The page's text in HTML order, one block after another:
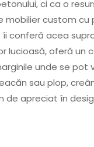
ci ca o
mobilier custom cu
îi conferă acea
lucioasă, oferă un
unde se pot
sau plop,
de apreciat în